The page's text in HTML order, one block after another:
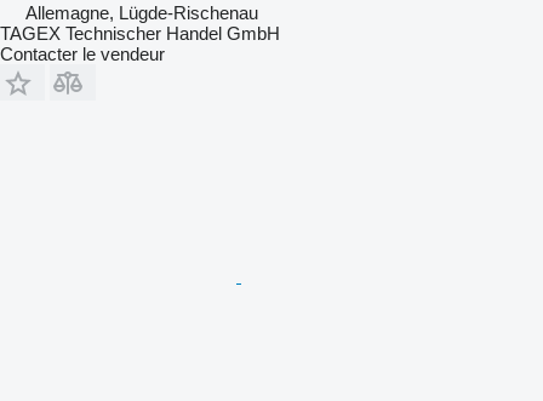
Allemagne, Lügde-Rischenau
TAGEX Technischer Handel GmbH
Contacter le vendeur